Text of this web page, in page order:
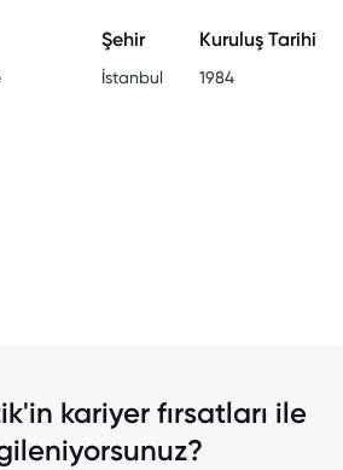
Şehir
İstanbul
Kuruluş Tarihi
1984
kariyer fırsatları ile